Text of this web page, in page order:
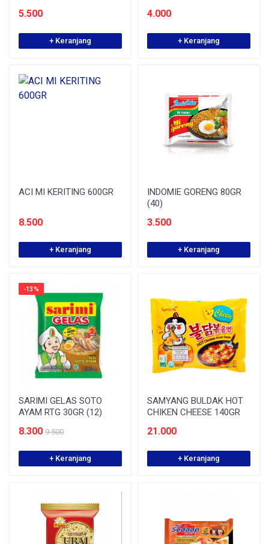
5.500
+ Keranjang
4.000
+ Keranjang
ACI MI KERITING 600GR
8.500
+ Keranjang
INDOMIE GORENG 80GR
(40)
3.500
+ Keranjang
-13%
SARIMI GELAS SOTO
AYAM RTG 30GR (12)
8.300 9.500
+ Keranjang
SAMYANG BULDAK HOT
CHIKEN CHEESE 140GR
21.000
+ Keranjang